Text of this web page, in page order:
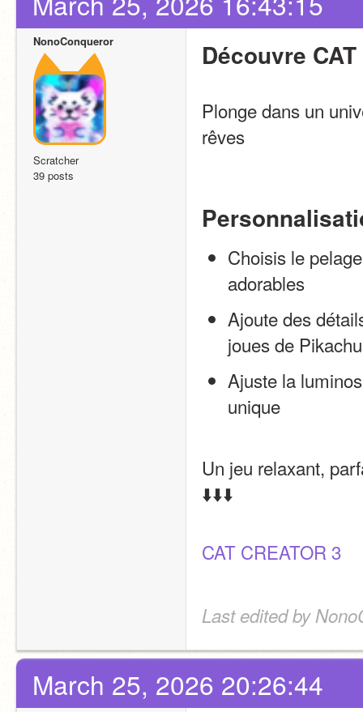
NonoConqueror
Scratcher
39 posts
Découvre
Plonge dans un
rêves
Choisis le
adorables
Ajoute des
joues de
Ajuste la
unique
Un jeu relaxant,
⬇️⬇️⬇️
CAT CREATOR 3
Last edited by
March 25, 2026 20:26:44